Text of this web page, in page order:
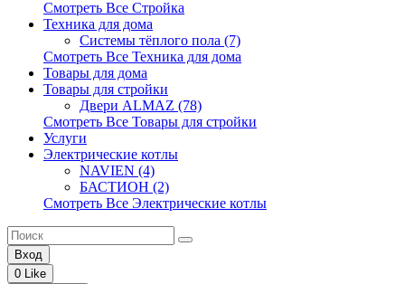
Смотреть Все Стройка
Техника для дома
Системы тёплого пола (7)
Смотреть Все Техника для дома
Товары для дома
Товары для стройки
Двери ALMAZ (78)
Смотреть Все Товары для стройки
Услуги
Электрические котлы
NAVIEN (4)
БАСТИОН (2)
Смотреть Все Электрические котлы
Вход
0 Like